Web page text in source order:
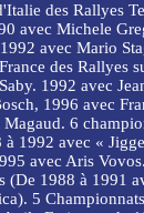
des Rallyes
avec Michele
avec Mario
des Rallyes
1992 avec
1996 avec
6
à 1992 avec «
avec Aris
(De 1988 à 1991
5